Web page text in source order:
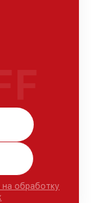
на обработку